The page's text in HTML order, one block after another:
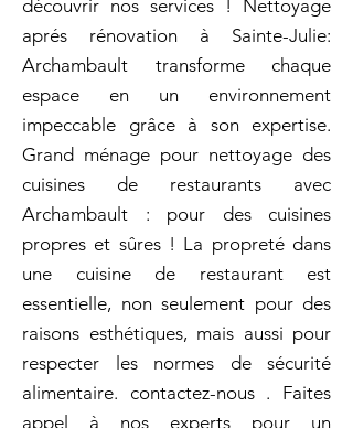
découvrir nos services ! Nettoyage
aprés rénovation à Sainte-Julie:
Archambault transforme chaque
espace en un environnement
impeccable grâce à son expertise.
Grand ménage pour nettoyage des
cuisines de restaurants avec
Archambault : pour des cuisines
propres et sûres ! La propreté dans
une cuisine de restaurant est
essentielle, non seulement pour des
raisons esthétiques, mais aussi pour
respecter les normes de sécurité
alimentaire. contactez-nous . Faites
appel à nos experts pour un